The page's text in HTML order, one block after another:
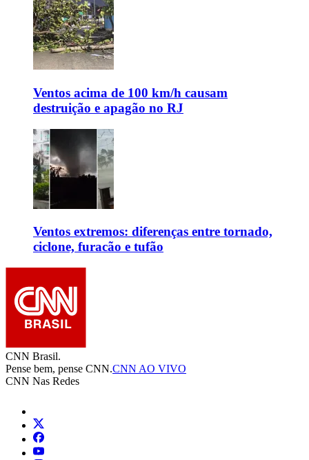
Ventos acima de 100 km/h causam
destruição e apagão no RJ
Ventos extremos: diferenças entre tornado,
ciclone, furacão e tufão
CNN Brasil.
Pense bem, pense CNN.CNN AO VIVO
CNN Nas Redes